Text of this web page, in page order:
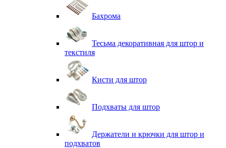
Бахрома
Тесьма декоративная для штор и
текстиля
Кисти для штор
Подхваты для штор
Держатели и крючки для штор и
подхватов